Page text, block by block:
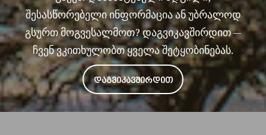
შესასწორებელი ინფორმაცია ან უბრალოდ
გსურთ მოგვესალმოთ? დაგვიკავშირდით —
ჩვენ ვკითხულობთ ყველა შეტყობინებას.
ᲓᲐᲒᲕᲘᲙᲐᲕᲨᲘᲠᲓᲘᲗ